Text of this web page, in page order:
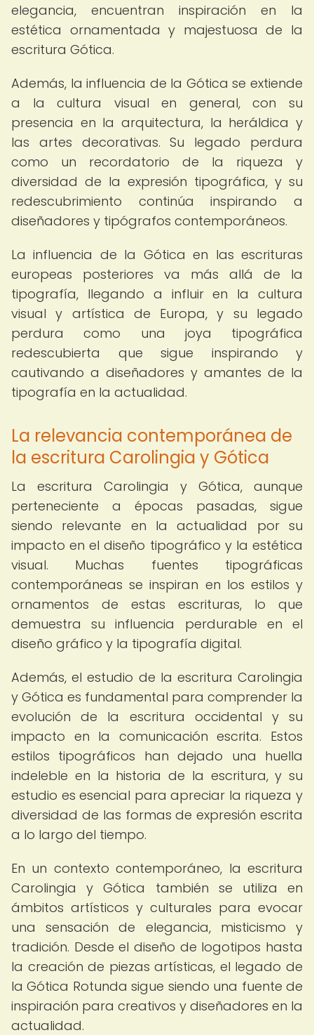
elegancia, encuentran inspiración en la
estética ornamentada y majestuosa de la
escritura Gótica.
Además, la influencia de la Gótica se extiende
a la cultura visual en general, con su
presencia en la arquitectura, la heráldica y
las artes decorativas. Su legado perdura
como un recordatorio de la riqueza y
diversidad de la expresión tipográfica, y su
redescubrimiento continúa inspirando a
diseñadores y tipógrafos contemporáneos.
La influencia de la Gótica en las escrituras
europeas posteriores va más allá de la
tipografía, llegando a influir en la cultura
visual y artística de Europa, y su legado
perdura como una joya tipográfica
redescubierta que sigue inspirando y
cautivando a diseñadores y amantes de la
tipografía en la actualidad.
La relevancia contemporánea de
la escritura Carolingia y Gótica
La escritura Carolingia y Gótica, aunque
perteneciente a épocas pasadas, sigue
siendo relevante en la actualidad por su
impacto en el diseño tipográfico y la estética
visual. Muchas fuentes tipográficas
contemporáneas se inspiran en los estilos y
ornamentos de estas escrituras, lo que
demuestra su influencia perdurable en el
diseño gráfico y la tipografía digital.
Además, el estudio de la escritura Carolingia
y Gótica es fundamental para comprender la
evolución de la escritura occidental y su
impacto en la comunicación escrita. Estos
estilos tipográficos han dejado una huella
indeleble en la historia de la escritura, y su
estudio es esencial para apreciar la riqueza y
diversidad de las formas de expresión escrita
a lo largo del tiempo.
En un contexto contemporáneo, la escritura
Carolingia y Gótica también se utiliza en
ámbitos artísticos y culturales para evocar
una sensación de elegancia, misticismo y
tradición. Desde el diseño de logotipos hasta
la creación de piezas artísticas, el legado de
la Gótica Rotunda sigue siendo una fuente de
inspiración para creativos y diseñadores en la
actualidad.